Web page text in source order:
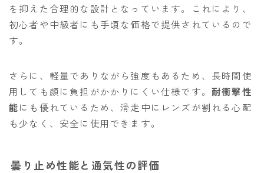
を抑えた合理的な設計となっています。これにより、
初心者や中級者にも手頃な価格で提供されているので
す。
さらに、軽量でありながら強度もあるため、長時間使
用しても顔に負担がかかりにくい仕様です。耐衝撃性
能にも優れているため、滑走中にレンズが割れる心配
も少なく、安全に使用できます。
曇り止め性能と通気性の評価